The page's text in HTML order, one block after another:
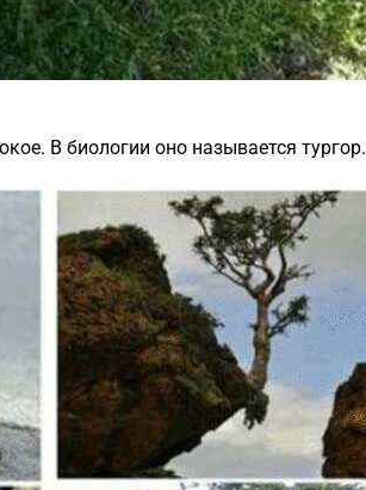
В биологии оно называется тургор.